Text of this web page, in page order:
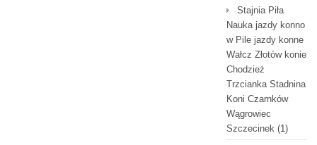
Stajnia Piła
Nauka jazdy konno
w Pile jazdy konne
Wałcz Złotów konie
Chodzież
Trzcianka Stadnina
Koni Czarnków
Wągrowiec
Szczecinek (1)